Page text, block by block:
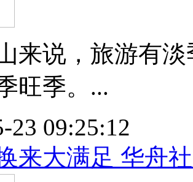
来说，旅游有
旺季。...
23 09:25:12
来大满足 华舟